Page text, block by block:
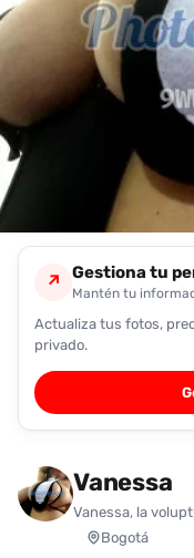
favoritas
encontrarlas
fácilmente.
↗ Gestiona tu
Mantén tu
Actualiza tus fotos,
privado.
Vanessa
Vanessa, la
Bogotá